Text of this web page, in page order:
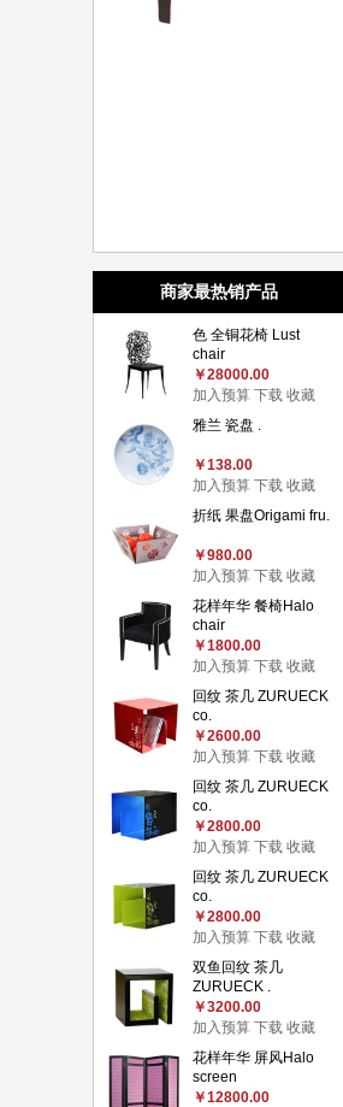
商家最热销产品
色 全铜花椅 Lust
chair
￥28000.00
加入预算 下载 收藏
雅兰 瓷盘 .
￥138.00
加入预算 下载 收藏
折纸 果盘Origami fru.
￥980.00
加入预算 下载 收藏
花样年华 餐椅Halo
chair
￥1800.00
加入预算 下载 收藏
回纹 茶几 ZURUECK
co.
￥2600.00
加入预算 下载 收藏
回纹 茶几 ZURUECK
co.
￥2800.00
加入预算 下载 收藏
回纹 茶几 ZURUECK
co.
￥2800.00
加入预算 下载 收藏
双鱼回纹 茶几
ZURUECK .
￥3200.00
加入预算 下载 收藏
花样年华 屏风Halo
screen
￥12800.00